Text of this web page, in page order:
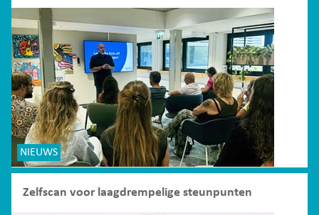
NIEUWS
Zelfscan voor laagdrempelige steunpunten